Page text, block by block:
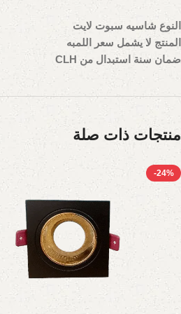
النوع شاسيه سبوت لايت
المنتج لا يشمل سعر اللمبه
ضمان سنة استبدال من CLH
منتجات ذات صلة
-24%